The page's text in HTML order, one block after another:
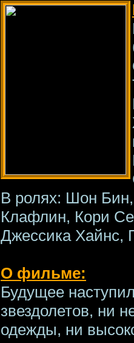
В ролях: Шон
Клафлин, Кори
Джессика Хайнс,
О фильме:
Будущее
звездолетов, ни
одежды, ни